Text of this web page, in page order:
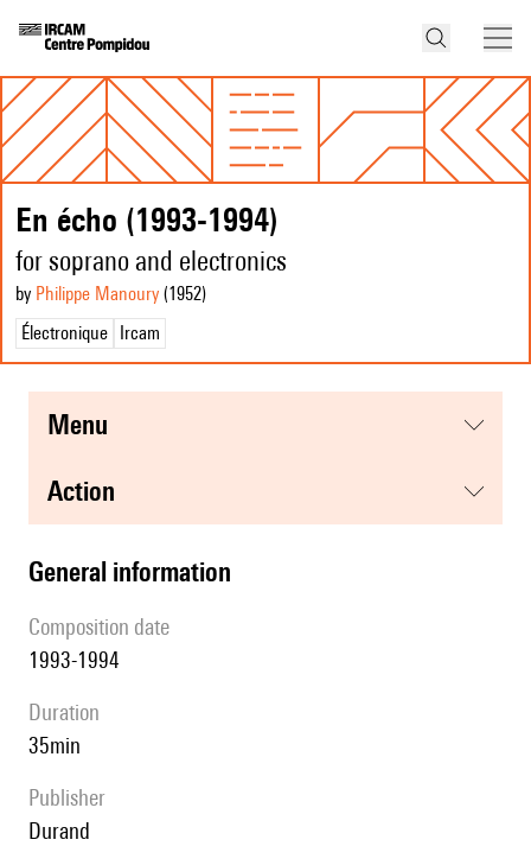
En écho (1993-1994)
for soprano and electronics
by Philippe Manoury (1952)
Électronique
Ircam
menu
action
general information
composition date
1993-1994
duration
35min
publisher
Durand